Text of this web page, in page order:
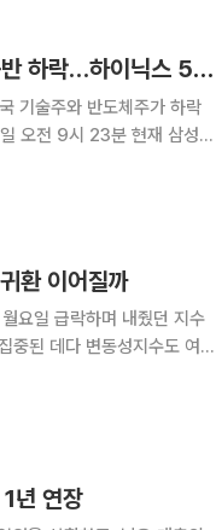
[특징주] 삼성전자·SK하이닉스, 美반도체 약세에 동반 하락…하이닉스 5%↓
기술주와 반도체주가 하락
환 이어질까
요일 급락하며 내줬던 지수
중된 데다 변동성지수도 여
년 연장